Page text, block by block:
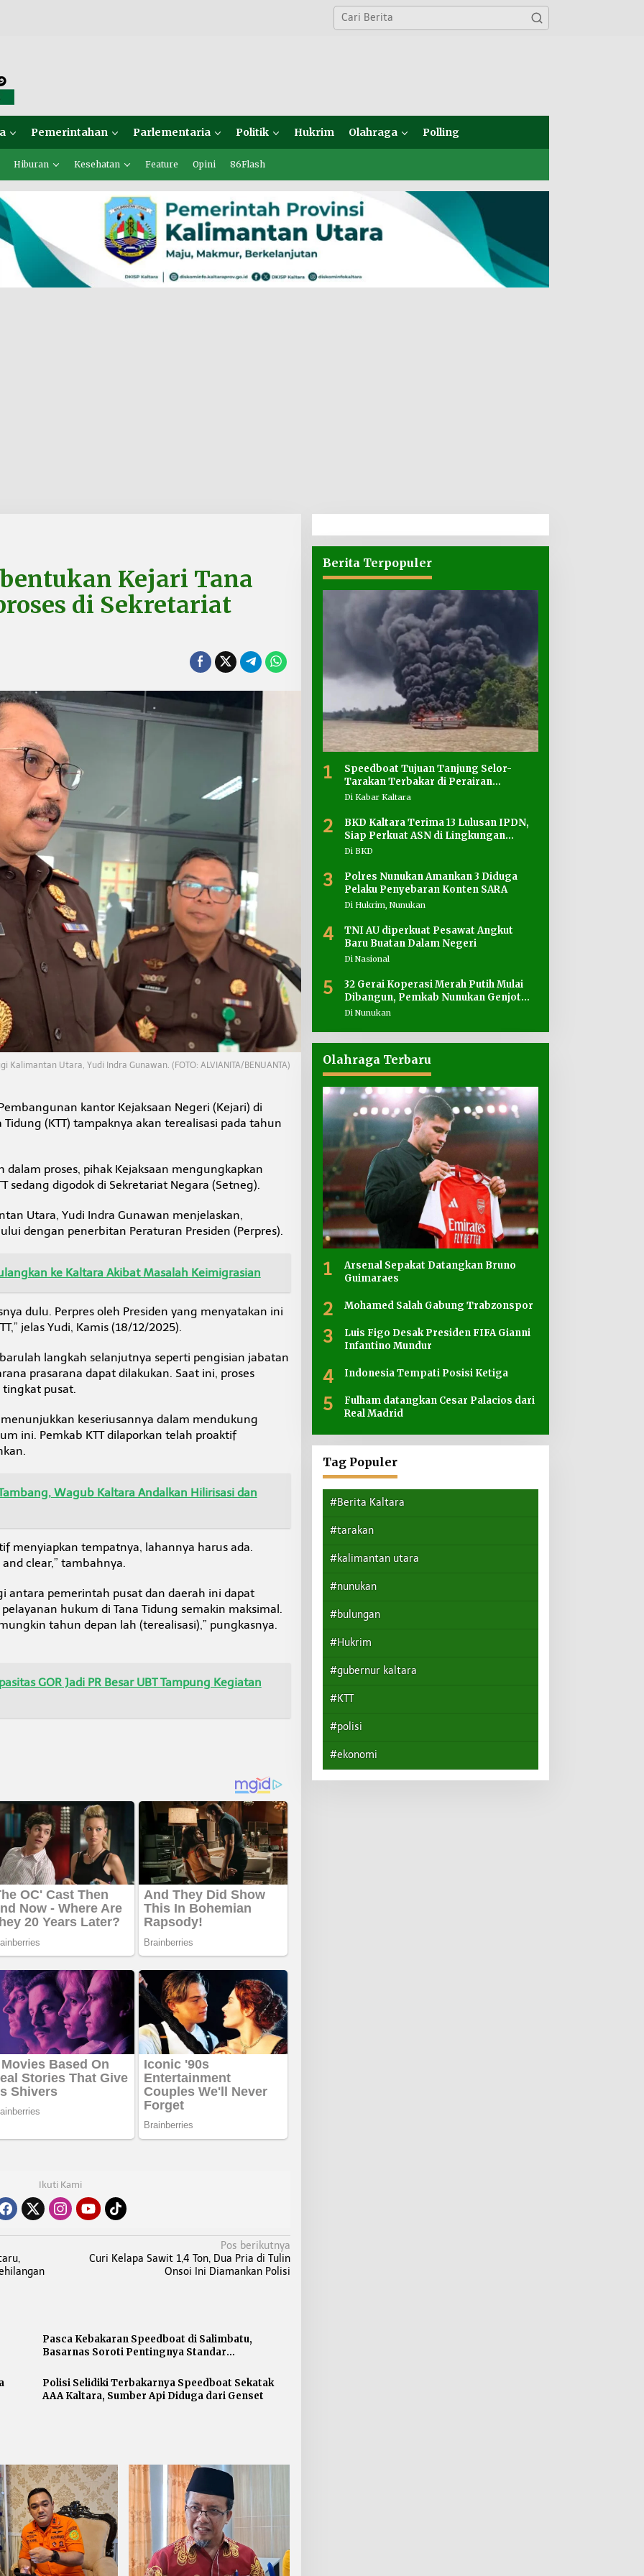
Pemerintahan Parlementaria Politik Hukrim Olahraga Polling
Hiburan Kesehatan Feature Opini 86Flash
Kejari Tana
di Sekretariat
Kalimantan Utara, Yudi Indra Gunawan. (FOTO: ALVIANITA/BENUANTA)
kantor Kejaksaan Negeri (Kejari) di
(KTT) tampaknya akan terealisasi pada tahun
dalam proses, pihak Kejaksaan mengungkapkan
sedang digodok di Sekretariat Negara (Setneg).
Utara, Yudi Indra Gunawan menjelaskan,
dengan penerbitan Peraturan Presiden (Perpres).
ke Kaltara Akibat Masalah Keimigrasian
dulu. Perpres oleh Presiden yang menyatakan ini
jelas Yudi, Kamis (18/12/2025).
langkah selanjutnya seperti pengisian jabatan
prasarana dapat dilakukan. Saat ini, proses
pusat.
menunjukkan keseriusannya dalam mendukung
ini. Pemkab KTT dilaporkan telah proaktif
Wagub Kaltara Andalkan Hilirisasi dan
menyiapkan tempatnya, lahannya harus ada.
clear,” tambahnya.
antara pemerintah pusat dan daerah ini dapat
hukum di Tana Tidung semakin maksimal.
tahun depan lah (terealisasi),” pungkasnya.
GOR Jadi PR Besar UBT Tampung Kegiatan
Ikuti Kami
Pos berikutnya
Curi Kelapa Sawit 1,4 Ton, Dua Pria di Tulin
Onsoi Ini Diamankan Polisi
Pasca Kebakaran Speedboat di Salimbatu,
Basarnas Soroti Pentingnya Standar
Polisi Selidiki Terbakarnya Speedboat Sekatak
AAA Kaltara, Sumber Api Diduga dari Genset
Berita Terpopuler
1
Speedboat Tujuan Tanjung Selor-
Tarakan Terbakar di Perairan
Salimbatu
Di Kabar Kaltara
2
BKD Kaltara Terima 13 Lulusan IPDN,
Siap Perkuat ASN di Lingkungan
Pemprov
Di BKD
3
Polres Nunukan Amankan 3 Diduga
Pelaku Penyebaran Konten SARA
Di Hukrim, Nunukan
4
TNI AU diperkuat Pesawat Angkut
Baru Buatan Dalam Negeri
Di Nasional
5
32 Gerai Koperasi Merah Putih Mulai
Dibangun, Pemkab Nunukan Genjot
Penyediaan Lahan
Di Nunukan
Olahraga Terbaru
1
Arsenal Sepakat Datangkan Bruno
Guimaraes
2 Mohamed Salah Gabung Trabzonspor
3
Luis Figo Desak Presiden FIFA Gianni
Infantino Mundur
4 Indonesia Tempati Posisi Ketiga
5
Fulham datangkan Cesar Palacios dari
Real Madrid
Tag Populer
#Berita Kaltara
#tarakan
#kalimantan utara
#nunukan
#bulungan
#Hukrim
#gubernur kaltara
#KTT
#polisi
#ekonomi